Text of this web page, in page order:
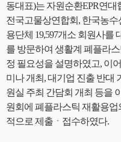
동대표)는 자원순환EPR연
전국고물상연합회, 한국농
용단체 19,597개소 회원사를
를 방문하여 생활계 폐플라
정 필요성을 설명하였고, 이
미나 개최, 대기업 진출 반대
원실 주최 간담회 개최 등을
원회에 폐플라스틱 재활용
적으로 제출ㆍ접수하였다.